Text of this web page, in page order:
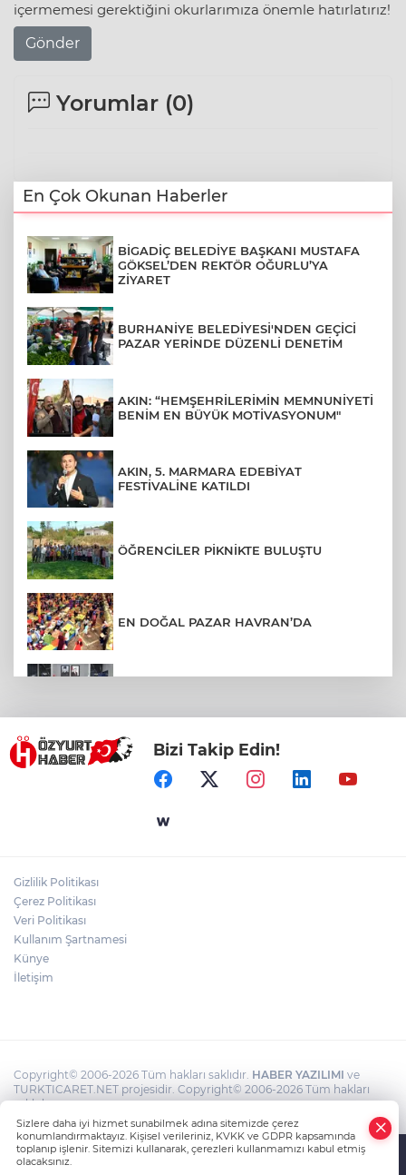
içermemesi gerektiğini okurlarımıza önemle hatırlatırız!
Gönder
Yorumlar (0)
En Çok Okunan Haberler
BİGADİÇ BELEDİYE BAŞKANI MUSTAFA
GÖKSEL’DEN REKTÖR OĞURLU’YA
ZİYARET
BURHANİYE BELEDİYESİ'NDEN GEÇİCİ
PAZAR YERİNDE DÜZENLİ DENETİM
AKIN: “HEMŞEHRİLERİMİN MEMNUNİYETİ
BENİM EN BÜYÜK MOTİVASYONUM"
AKIN, 5. MARMARA EDEBİYAT
FESTİVALİNE KATILDI
ÖĞRENCİLER PİKNİKTE BULUŞTU
EN DOĞAL PAZAR HAVRAN’DA
BURHANİYE’DE ALTYAPI VE ULAŞIM
HAMLESİ
DURSUNBEY OSB YATIRIMCILARIN
Bizi Takip Edin!
Gizlilik Politikası
Çerez Politikası
Veri Politikası
Kullanım Şartnamesi
Künye
İletişim
Copyright© 2006-2026 Tüm hakları saklıdır. HABER YAZILIMI ve
TURKTICARET.NET projesidir. Copyright© 2006-2026 Tüm hakları
saklıdır.
Sizlere daha iyi hizmet sunabilmek adına sitemizde çerez
konumlandırmaktayız. Kişisel verileriniz, KVKK ve GDPR kapsamında
toplanıp işlenir. Sitemizi kullanarak, çerezleri kullanmamızı kabul etmiş
olacaksınız.